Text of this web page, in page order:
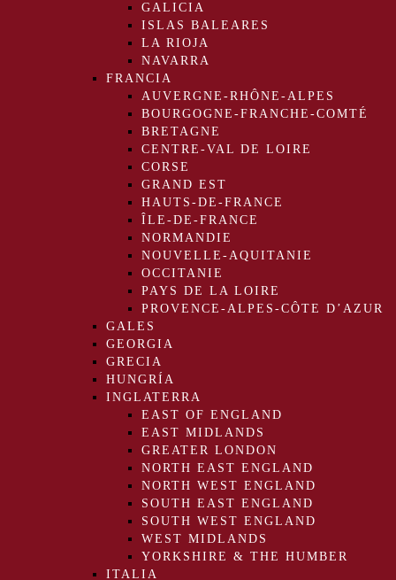
GALICIA
ISLAS BALEARES
LA RIOJA
NAVARRA
FRANCIA
AUVERGNE-RHÔNE-ALPES
BOURGOGNE-FRANCHE-COMTÉ
BRETAGNE
CENTRE-VAL DE LOIRE
CORSE
GRAND EST
HAUTS-DE-FRANCE
ÎLE-DE-FRANCE
NORMANDIE
NOUVELLE-AQUITANIE
OCCITANIE
PAYS DE LA LOIRE
PROVENCE-ALPES-CÔTE D’AZUR
GALES
GEORGIA
GRECIA
HUNGRÍA
INGLATERRA
EAST OF ENGLAND
EAST MIDLANDS
GREATER LONDON
NORTH EAST ENGLAND
NORTH WEST ENGLAND
SOUTH EAST ENGLAND
SOUTH WEST ENGLAND
WEST MIDLANDS
YORKSHIRE & THE HUMBER
ITALIA